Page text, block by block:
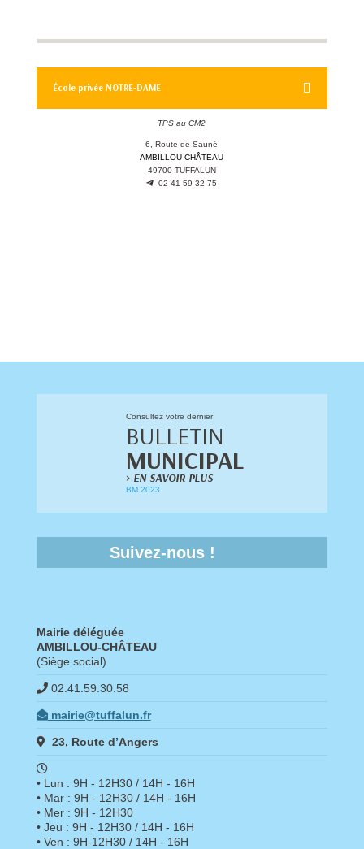
École privée NOTRE-DAME
TPS au CM2
6, Route de Sauné
AMBILLOU-CHÂTEAU
49700 TUFFALUN
02 41 59 32 75
Consultez votre dernier
BULLETIN
MUNICIPAL
> EN SAVOIR PLUS
BM 2023
Suivez-nous !
Mairie déléguée
AMBILLOU-CHÂTEAU
(Siège social)
02.41.59.30.58
mairie@tuffalun.fr
23, Route d’Angers
• Lun : 9H - 12H30 / 14H - 16H
• Mar : 9H - 12H30 / 14H - 16H
• Mer : 9H - 12H30
• Jeu : 9H - 12H30 / 14H - 16H
• Ven : 9H-12H30 / 14H - 16H